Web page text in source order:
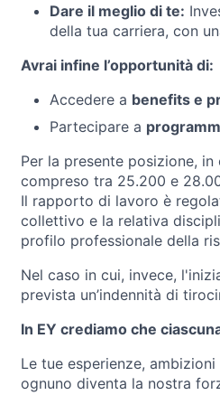
Dare il meglio di te:
della tua carriera, con
Avrai infine l’opportunità di:
Accedere a benefits e
Partecipare a
Per la presente posizione,
compreso tra 25.200 e
Il rapporto di lavoro è
collettivo e la relativa
profilo professionale della
Nel caso in cui, invece,
prevista un’indennità di
In EY crediamo che
Le tue esperienze,
ognuno diventa la nostra